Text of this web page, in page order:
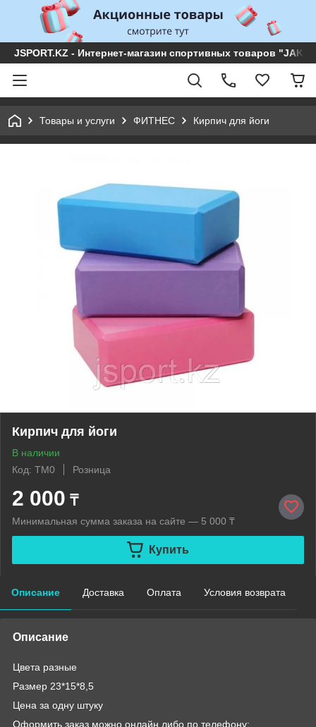
JSPORT.KZ - Интернет-магазин спортивных товаров
Товары и услуги ФИТНЕС Кирпич для йоги
Кирпич для йоги
В наличии
Код: TM0
Розница
2 000 ₸
Минимальная сумма заказа на сайте — 5 000 ₸
Купить
Описание Доставка Оплата Условия возврата
Описание
Цвета разные
Размер 23*15*8,5
Цена за одну штуку
Оформить заказ можно онлайн либо по телефону: